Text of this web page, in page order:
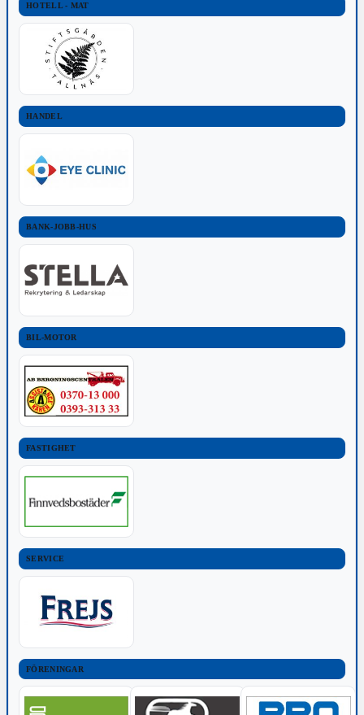
HOTELL - MAT
HANDEL
BANK-JOBB-HUS
BIL-MOTOR
FASTIGHET
SERVICE
FÖRENINGAR